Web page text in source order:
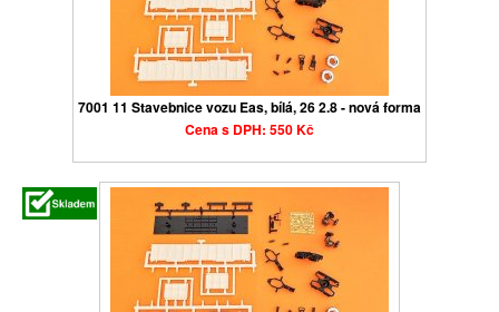
7001 11 Stavebnice vozu Eas, bílá, 26 2.8 - nová forma
Cena s DPH: 550 Kč